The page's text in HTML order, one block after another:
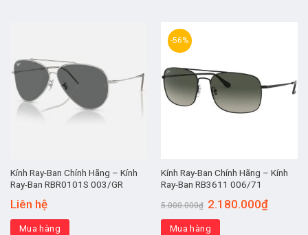
Kính Ray-Ban Chính Hãng – Kính
Ray-Ban RBR0101S 003/GR
Liên hệ
Mua hàng
-56%
Kính Ray-Ban Chính Hãng – Kính
Ray-Ban RB3611 006/71
5.000.000₫ 2.180.000₫
Mua hàng